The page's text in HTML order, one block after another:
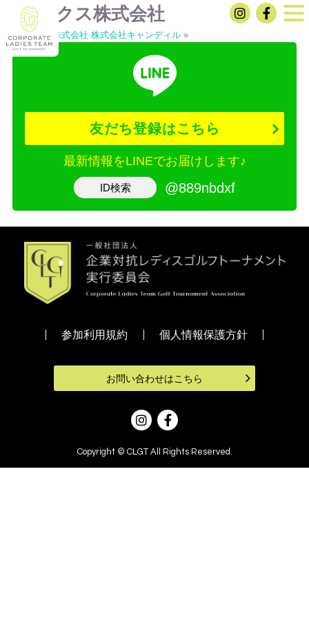
オリックス株式会社
オリックス株式会社 株式会社キャンディル »
友だち登録はこちら
最新情報をLINEでお届けします♪
ID検索 @889nbdxf
参加利用規約 個人情報保護方針
お問い合わせはこちら
Copyright © CLGT All Rights Reserved.